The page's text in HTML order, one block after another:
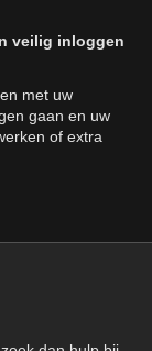
veilig inloggen
met uw
gaan en uw
of extra